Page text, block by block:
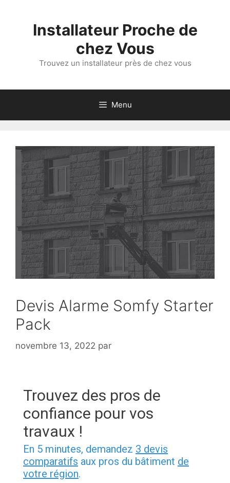
Installateur Proche de
chez Vous
Trouvez un installateur près de chez vous
Menu
Devis Alarme Somfy Starter
Pack
novembre 13, 2022 par
Trouvez des pros de
confiance pour vos
travaux !
En 5 minutes, demandez 3 devis
comparatifs aux pros du bâtiment de
votre région.